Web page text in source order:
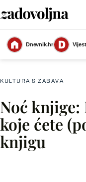
Dnevnik.hr
KULTURA & ZABAVA
Noć
koje ćete
knjigu